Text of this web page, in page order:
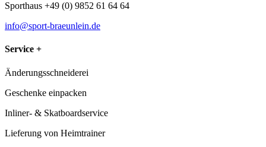
Sporthaus +49 (0) 9852 61 64 64
info@sport-braeunlein.de
Service +
Änderungsschneiderei
Geschenke einpacken
Inliner- & Skatboardservice
Lieferung von Heimtrainer